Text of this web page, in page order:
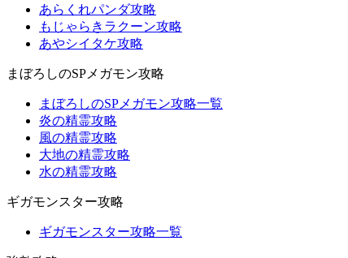
あらくれパンダ攻略
もじゃらきラクーン攻略
あやシイタケ攻略
まぼろしのSPメガモン攻略
まぼろしのSPメガモン攻略一覧
炎の精霊攻略
風の精霊攻略
大地の精霊攻略
水の精霊攻略
ギガモンスター攻略
ギガモンスター攻略一覧